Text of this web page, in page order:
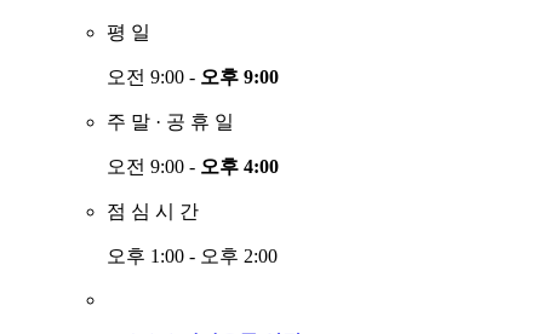
평 일
오전 9:00 - 오후 9:00
주 말 · 공 휴 일
오전 9:00 - 오후 4:00
점 심 시 간
오후 1:00 - 오후 2:00